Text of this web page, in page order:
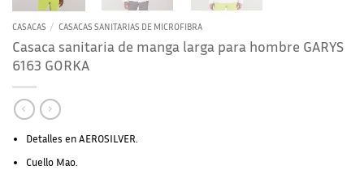
CASACAS / CASACAS SANITARIAS DE MICROFIBRA
Casaca sanitaria de manga larga para hombre GARYS
6163 GORKA
Detalles en AEROSILVER.
Cuello Mao.